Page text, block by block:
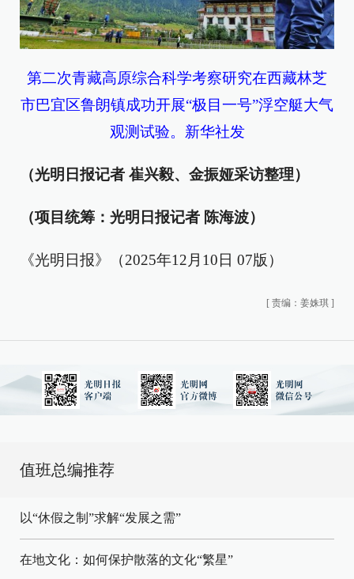
第二次青藏高原综合科学考察研究在西藏林芝
市巴宜区鲁朗镇成功开展“极目一号”浮空艇大气
观测试验。新华社发
（光明日报记者 崔兴毅、金振娅采访整理）
（项目统筹：光明日报记者 陈海波）
《光明日报》（2025年12月10日 07版）
[ 责编：姜姝琪 ]
值班总编推荐
以“休假之制”求解“发展之需”
在地文化：如何保护散落的文化“繁星”